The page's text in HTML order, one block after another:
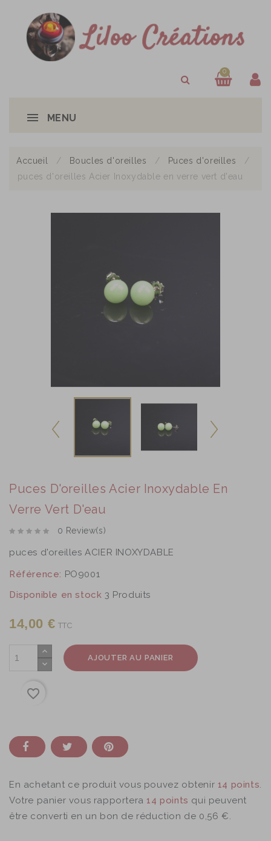
0
MENU
Accueil Boucles d'oreilles
Puces d'oreilles
puces d'oreilles Acier Inoxydable en verre vert d'eau
Puces D'oreilles Acier Inoxydable En
Verre Vert D'eau
0 Review(s)
puces d'oreilles ACIER INOXYDABLE
Référence: PO9001
Disponible en stock 3 Produits
14,00 € TTC
AJOUTER AU PANIER
favorite_border
En achetant ce produit vous pouvez obtenir 14 points.
Votre panier vous rapportera14 points qui peuvent
être converti en un bon de réduction de 0,56 €.